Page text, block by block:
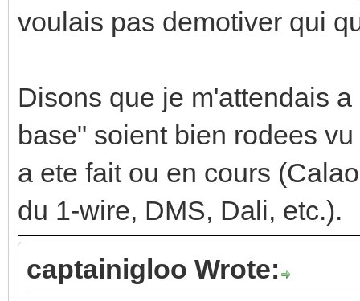
voulais pas demotiver qui
Disons que je m'attendais
base" soient bien rodees
a ete fait ou en cours
du 1-wire, DMS, Dali, etc.).
captainigloo Wrote: